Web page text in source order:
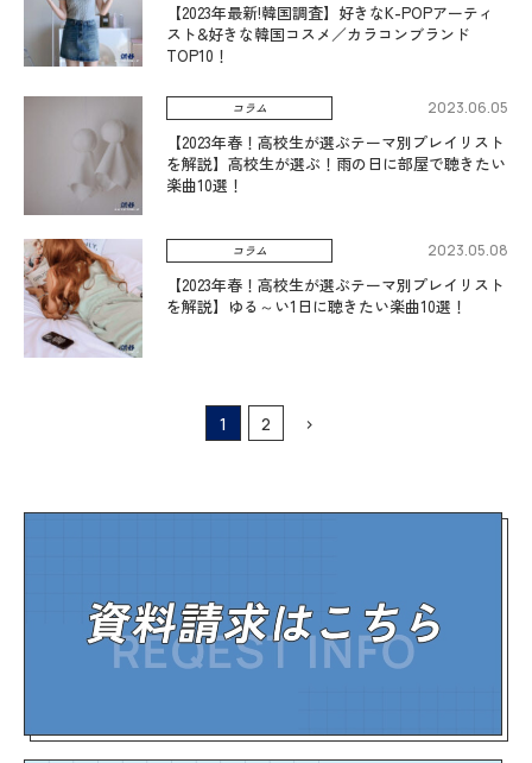
【2023年最新!韓国調査】好きなK-POPアーティ
スト&好きな韓国コスメ／カラコンブランド
TOP10！
コラム 2023.06.05
【2023年春！高校生が選ぶテーマ別プレイリスト
を解説】高校生が選ぶ！雨の日に部屋で聴きたい
楽曲10選！
コラム 2023.05.08
【2023年春！高校生が選ぶテーマ別プレイリスト
を解説】ゆる～い1日に聴きたい楽曲10選！
1 2 >